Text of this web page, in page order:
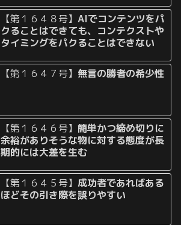
【第１６４８号】AIでコンテンツをパ
クることはできても、コンテクストや
タイミングをパクることはできない
【第１６４７号】 無言の勝者の希少性
【第１６４６号】簡単かつ締め切りに
余裕がありそうな物に対する態度が長
期的には大差を生む
【第１６４５号】成功者であればある
ほどその引き際を誤りやすい